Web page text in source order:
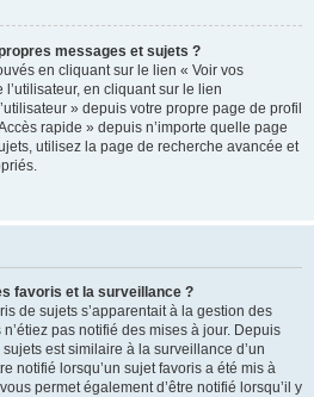
messages et sujets ?
en cliquant sur le lien « Voir vos
en cliquant sur le lien
» depuis votre propre page de profil
rapide » depuis n’importe quelle page
utilisez la page de recherche avancée et
favoris et la surveillance ?
de sujets s’apparentait à la gestion des
pas notifié des mises à jour. Depuis
est similaire à la surveillance d’un
notifié lorsqu’un sujet favoris a été mis à
permet également d’être notifié lorsqu’il y